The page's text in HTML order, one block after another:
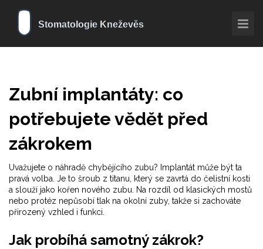
Zubní implantáty: co
potřebujete vědět před
zákrokem
Uvažujete o náhradě chybějícího zubu? Implantát může být ta
pravá volba. Je to šroub z titanu, který se zavrtá do čelistní kosti
a slouží jako kořen nového zubu. Na rozdíl od klasických mostů
nebo protéz nepůsobí tlak na okolní zuby, takže si zachováte
přirozený vzhled i funkci.
Jak probíhá samotný zákrok?